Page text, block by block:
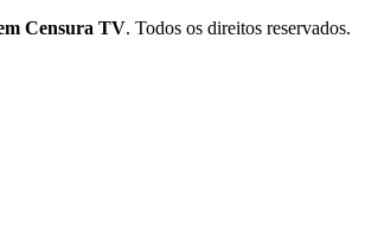
Censura TV. Todos os direitos reservados.